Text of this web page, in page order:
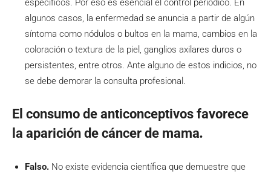
algunos casos, la enfermedad se anuncia a partir de algún
síntoma como nódulos o bultos en la mama, cambios en la
coloración o textura de la piel, ganglios axilares duros o
persistentes, entre otros. Ante alguno de estos indicios, no
se debe demorar la consulta profesional.
El consumo de anticonceptivos favorece
la aparición de cáncer de mama.
Falso. No existe evidencia científica que demuestre que